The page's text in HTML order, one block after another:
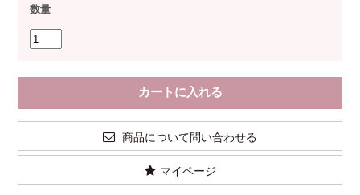
数量
商品について問い合わせる
マイページ